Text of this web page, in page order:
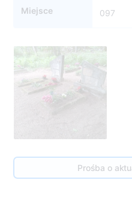
Miejsce 097
Prośba o